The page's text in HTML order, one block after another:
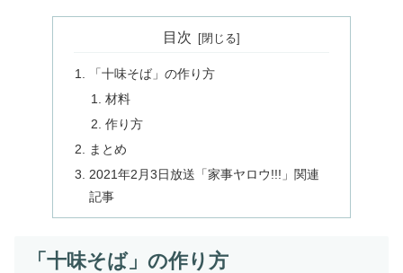
目次
「十味そば」の作り方
材料
作り方
まとめ
2021年2月3日放送「家事ヤロウ!!!」関連
記事
「十味そば」の作り方